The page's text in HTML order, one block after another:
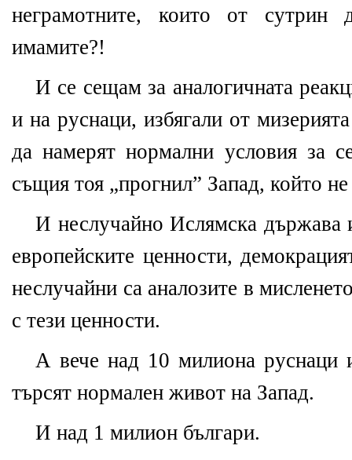
неграмотните, които от
имамите?!
И се сещам за аналогичната
и на руснаци, избягали от
да намерят нормални условия за
същия тоя „прогнил” Запад, който
И неслучайно Ислямска държава
европейските ценности,
неслучайни са аналозите в
с тези ценности.
А вече над 10 милиона руснаци
търсят нормален живот на Запад.
И над 1 милион българи.